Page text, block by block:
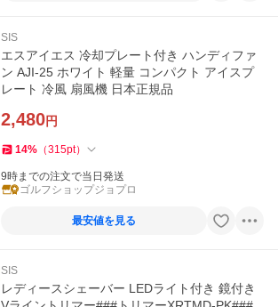
SIS
エスアイエス 冷却プレート付き ハンディファ
ン AJI-25 ホワイト 軽量 コンパクト アイスプ
レート 冷風 扇風機 日本正規品
2,480円
14% （315pt）
9時までの注文で当日発送
ゴルフショップジョプロ
最安値を見る
SIS
レディースシェーバー LEDライト付き 鏡付き